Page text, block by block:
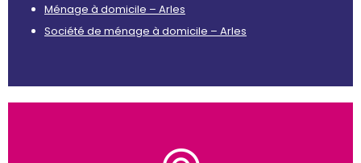
Ménage à domicile – Arles
Société de ménage à domicile – Arles